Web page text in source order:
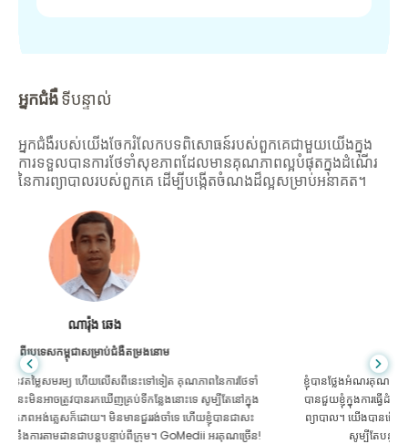
អ្នកជំងឺទីបន្ទាល់
អ្នកជំងឺរបស់យើងចែករំលែកបទពិសោធន៍របស់ពួកគេជាមួយយើងក្នុង
ការទទួលបានការថែទាំសុខភាពដែលមានគុណភាពល្អបំផុតក្នុងដំណើរ
នៃការព្យាបាលរបស់ពួកគេ ដើម្បីបង្កើតចំណងដ៏ល្អសម្រាប់អនាគត។
ពីបង់ក្លាដែសសម្រាប់ជំងឺក្រពះពោះវៀន
ខ្ញុំបានថ្លែងអំណរគុណដល់កូនប្រុសរបស់ខ្ញុំ និងក្រុមដ៏អស្ចារ្យរបស់ GoMedii ដែល
បានជួយខ្ញុំក្នុងការធ្វើដំណើររបស់ខ្ញុំពីបង់ក្លាដែសទៅកាន់ប្រទេសឥណ្ឌាដើម្បីទទួលការ
ព្យាបាល។ យើងបានធ្វើការជ្រើសរើសត្រឹមត្រូវក្នុងការជ្រើសរើស GoMedii ។ ពួកគេ
សូម្បីតែបន្ទាប់ពីការព្យាបាលរក្សាទំនាក់ទំនងដ៏ល្អជាមួយយើង